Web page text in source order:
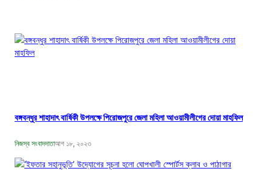
বঙ্গবন্ধুর শাহাদাৎ বার্ষিকী উপলক্ষে পিরোজপুরে জেলা মহিলা আওয়ামীলীগের দোয়া মাহফিল
নিজস্ব সংবাদদাতাআগ ১৮, ২০২৩